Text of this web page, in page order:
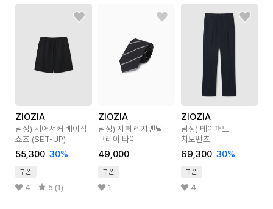
ZIOZIA
남성) 시어서커 베이직
쇼츠 (SET-UP)
55,300 30%
쿠폰
4 5 (1)
ZIOZIA
남성) 지퍼 레지멘탈
그레이 타이
49,000
쿠폰
1
ZIOZIA
남성) 테이퍼드
치노팬츠
69,300 30%
쿠폰
4